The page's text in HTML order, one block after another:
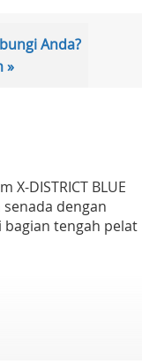
Anda?
»
DISTRICT BLUE
senada dengan
bagian tengah pelat